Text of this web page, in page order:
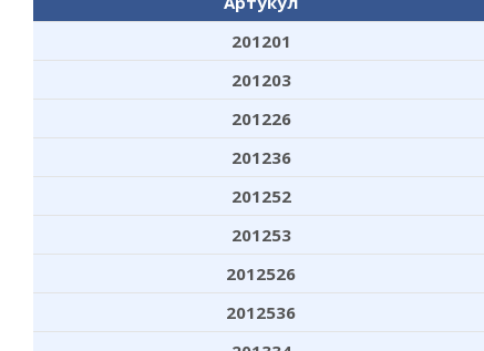
201201
201203
201226
201236
201252
201253
2012526
2012536